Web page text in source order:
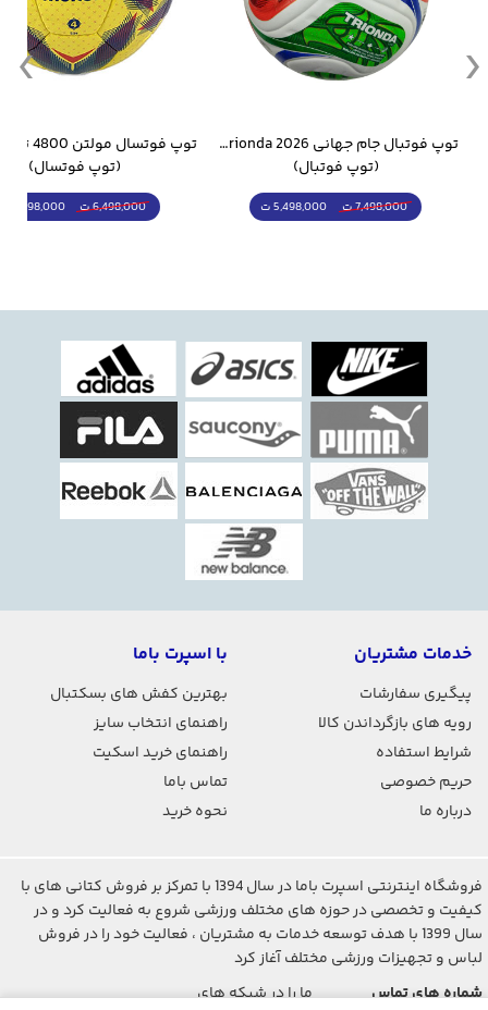
توپ فوتبال جام جهانی 2026 Trionda مشابه اورجینال
(توپ فوتبال)
7,498,000 ت 5,498,000 ت
(توپ فوتسال)
6,498,000 ت 5,298,000 ت
خدمات مشتریان
پیگیری سفارشات
رویه های بازگرداندن کالا
شرایط استفاده
حریم خصوصی
درباره ما
با اسپرت باما
بهترین کفش های بسکتبال
راهنمای انتخاب سایز
راهنمای خرید اسکیت
تماس باما
نحوه خرید
فروشگاه اینترنتی اسپرت باما در سال 1394 با تمرکز بر فروش کتانی های با
کیفیت و تخصصی در حوزه های مختلف ورزشی شروع به فعالیت کرد و در
سال 1399 با هدف توسعه خدمات به مشتریان ، فعالیت خود را در فروش
لباس و تجهیزات ورزشی مختلف آغاز کرد
شماره های تماس
ما را در شبکه های